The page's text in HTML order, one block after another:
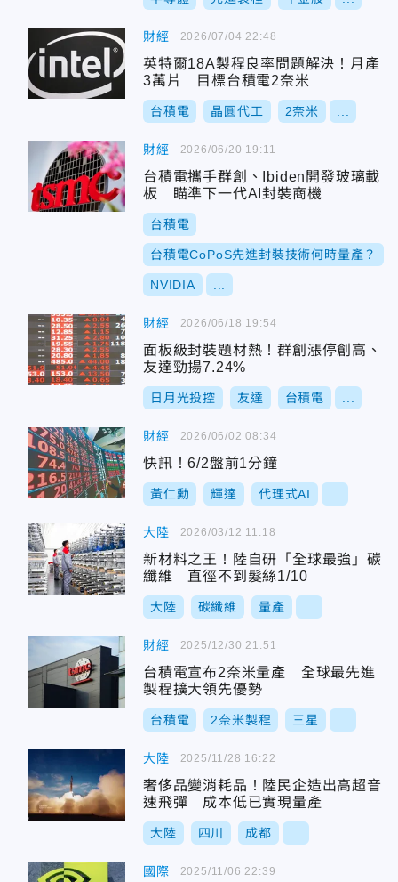
財經
英特爾18A製程良率問題解決！月產
3萬片 目標台積電2奈米
台積電 晶圓代工 2奈米
2026/07/04 22:48
財經
台積電攜手群創、Ibiden開發玻璃載
板 瞄準下一代AI封裝商機
台積電
台積電CoPoS先進封裝技術何時量產？
NVIDIA
2026/06/20 19:11
財經
面板級封裝題材熱！群創漲停創高、
友達勁揚7.24%
日月光投控 友達 台積電
2026/06/18 19:54
財經
快訊！6/2盤前1分鐘
黃仁勳 輝達 代理式AI
2026/06/02 08:34
大陸
新材料之王！陸自研「全球最強」碳
纖維 直徑不到髮絲1/10
大陸 碳纖維 量產
2026/03/12 11:18
財經
台積電宣布2奈米量產 全球最先進
製程擴大領先優勢
台積電 2奈米製程 三星
2025/12/30 21:51
大陸
奢侈品變消耗品！陸民企造出高超音
速飛彈 成本低已實現量產
大陸 四川 成都
2025/11/28 16:22
國際 2025/11/06 22:39